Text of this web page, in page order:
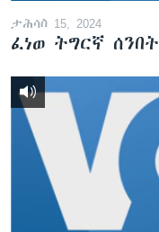
ታሕሳስ 15, 2024
ፈነወ ትግርኛ ሰንበት